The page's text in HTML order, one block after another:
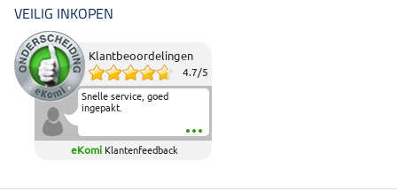
VEILIG INKOPEN
Klantbeoordelingen
4.7/5
Snelle service, goed
ingepakt.
eKomi Klantenfeedback